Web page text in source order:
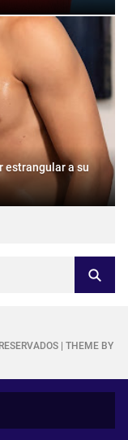
estrangular a su
| THEME BY